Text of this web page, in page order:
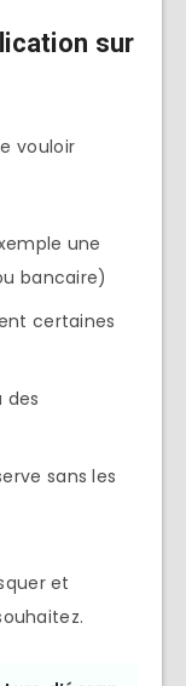
sur
vouloir
une
bancaire)
certaines
des
sans les
et